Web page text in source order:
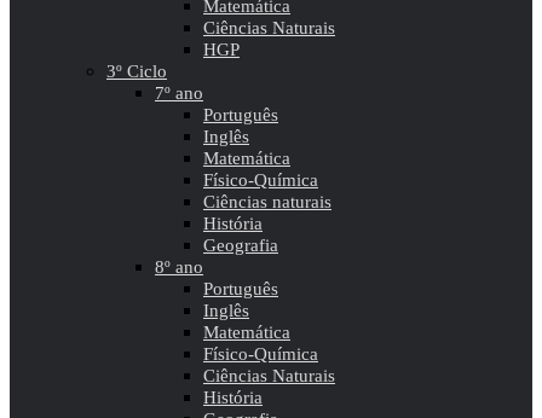
Matemática
Ciências Naturais
HGP
3º Ciclo
7º ano
Português
Inglês
Matemática
Físico-Química
Ciências naturais
História
Geografia
8º ano
Português
Inglês
Matemática
Físico-Química
Ciências Naturais
História